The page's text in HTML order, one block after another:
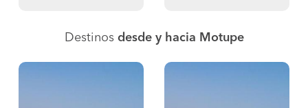
Destinos desde y hacia Motupe